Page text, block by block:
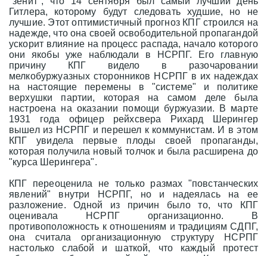
Гитлера, которому будут следовать худшие, но не
лучшие. Этот оптимистичный прогноз КПГ строился на
надежде, что она своей освободительной пропагандой
ускорит влияние на процесс распада, начало которого
они якобы уже наблюдали в НСРПГ. Его главную
причину КПГ видело в разочаровании
мелкобуржуазных сторонников НСРПГ в их надеждах
на настоящие перемены в "системе" и политике
верхушки партии, которая на самом деле была
настроена на оказании помощи буржуазии. В марте
1931 года офицер рейхсвера Рихард Шерингер
вышел из НСРПГ и перешел к коммунистам. И в этом
КПГ увидела первые плоды своей пропаганды,
которая получила новый толчок и была расширена до
"курса Шерингера".
КПГ переоценила не только размах "повстанческих
явлений" внутри НСРПГ, но и надеялась на ее
разложение. Одной из причин было то, что КПГ
оценивала НСРПГ организационно. В
противоположность к отношениям и традициям СДПГ,
она считала организационную структуру НСРПГ
настолько слабой и шаткой, что каждый протест